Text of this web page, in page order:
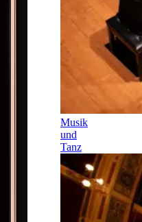
Musik
und
Tanz